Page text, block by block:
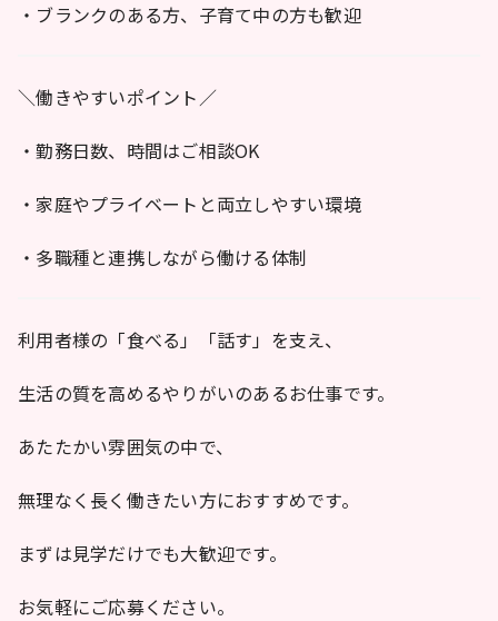
・ブランクのある方、子育て中の方も歓迎
＼働きやすいポイント／
・勤務日数、時間はご相談OK
・家庭やプライベートと両立しやすい環境
・多職種と連携しながら働ける体制
利用者様の「食べる」「話す」を支え、
生活の質を高めるやりがいのあるお仕事です。
あたたかい雰囲気の中で、
無理なく長く働きたい方におすすめです。
まずは見学だけでも大歓迎です。
お気軽にご応募ください。